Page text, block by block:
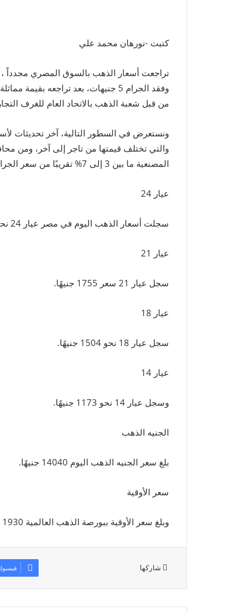
كتبت -نورهان محمد علي
من قبل شعبة الذهب بالاتحاد العام للغرف
ونستعرض في السطور التالية، آخر تحديثات
والتي تختلف قيمتها من تاجر إلى آخر، ومن
المصنعية ما بين 3 إلى 7% تقريبًا من سعر الجرام.
عيار 24
سجلت أسعار الذهب اليوم في مصر عيار 24 نحو 2006 جنيهًا.
عيار 21
سجل عيار 21 سعر 1755 جنيهًا.
عيار 18
سجل عيار 18 نحو 1504 جنيهًا.
عيار 14
وسجل عيار 14 نحو 1173 جنيهًا.
الجنيه الذهب
بلغ سعر الجنيه الذهب اليوم 14040 جنيهًا.
سعر الأوقية
وبلغ سعر الأوقية ببورصة الذهب العالمية 1930 دولار.
شاركها